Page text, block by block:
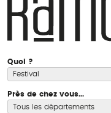
Quoi ?
Près de chez vous...